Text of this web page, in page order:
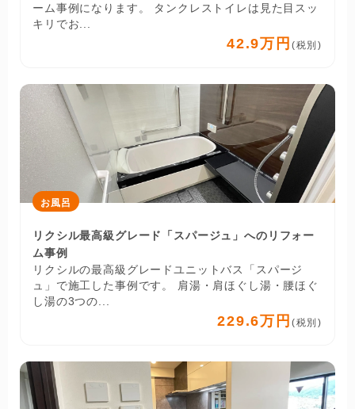
ーム事例になります。 タンクレストイレは見た目スッ
キリでお...
42.9万円 (税別)
お風呂
リクシル最高級グレード「スパージュ」へのリフォー
ム事例
リクシルの最高級グレードユニットバス「スパージ
ュ」で施工した事例です。 肩湯・肩ほぐし湯・腰ほぐ
し湯の3つの...
229.6万円 (税別)